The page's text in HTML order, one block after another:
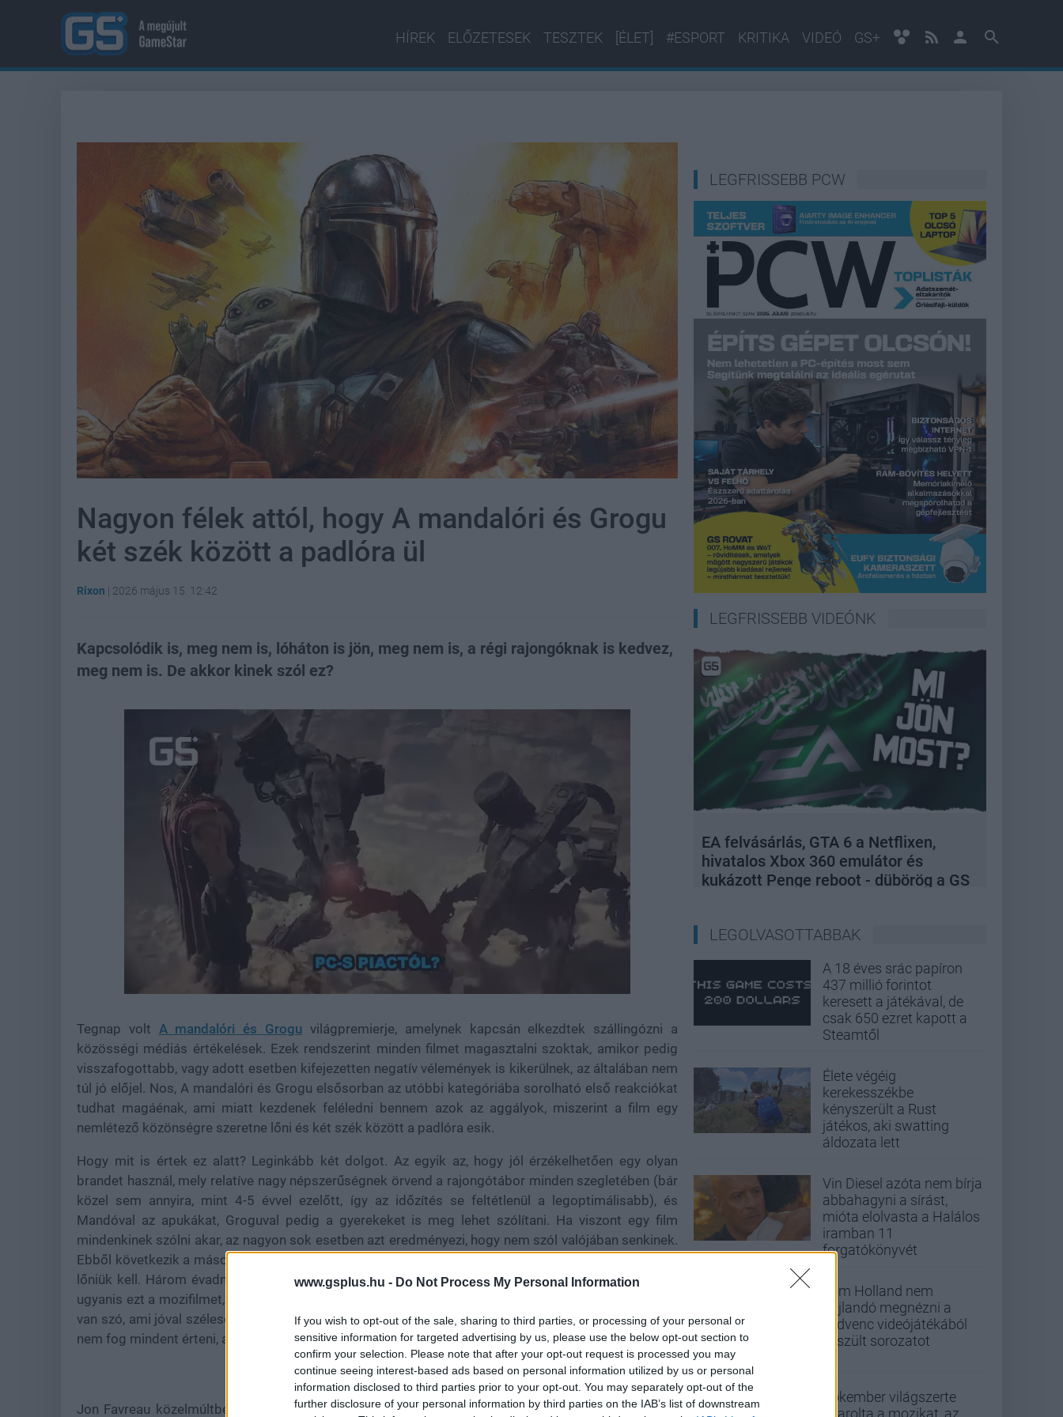
www.gsplus.hu - Do Not Process My Personal Information
If you wish to opt-out of the sale, sharing to third parties, or processing of your personal or
sensitive information for targeted advertising by us, please use the below opt-out section to
confirm your selection. Please note that after your opt-out request is processed you may
continue seeing interest-based ads based on personal information utilized by us or personal
information disclosed to third parties prior to your opt-out. You may separately opt-out of the
further disclosure of your personal information by third parties on the IAB’s list of downstream
HÍREK ELŐZETESEK TESZTEK [ÉLET] #ESPORT KRITIKA VIDEÓ GS+
Nagyon félek attól, hogy A mandalóri és Grogu
két szék között a padlóra ül
Rixon | 2026 május 15. 12:42
Kapcsolódik is, meg nem is, lóháton is jön, meg nem is, a régi rajongóknak is kedvez,
meg nem is. De akkor kinek szól ez?
37.00%
Tegnap volt A mandalóri és Grogu világpremierje, amelynek kapcsán elkezdtek szállingózni a
közösségi médiás értékelések. Ezek rendszerint minden filmet magasztalni szoktak, amikor pedig
visszafogottabb, vagy adott esetben kifejezetten negatív vélemények is kikerülnek, az általában nem
túl jó előjel. Nos, A mandalóri és Grogu elsősorban az utóbbi kategóriába sorolható első reakciókat
tudhat magáénak, ami miatt kezdenek feléledni bennem azok az aggályok, miszerint a film egy
nemlétező közönségre szeretne lőni és két szék között a padlóra esik.
Hogy mit is értek ez alatt? Leginkább két dolgot. Az egyik az, hogy jól érzékelhetően egy olyan
brandet használ, mely relatíve nagy népszerűségnek örvend a rajongótábor minden szegletében (bár
közel sem annyira, mint 4-5 évvel ezelőtt, így az időzítés se feltétlenül a legoptimálisabb), és
Mandóval az apukákat, Groguval pedig a gyerekeket is meg lehet szólítani. Ha viszont egy film
mindenkinek szólni akar, az nagyon sok esetben azt eredményezi, hogy nem szól valójában senkinek.
Ebből következik a második dolog, ugyanis a korosztályokon felül a különböző típusú közönségre is
lőniük kell. Három évadnyi Mando, egy évad Boba Fett és egy évad Ahsoka eseményei előzik meg
ugyanis ezt a mozifilmet, melyeknek mind hatása van az itteni eseményekre. Mivel itt egy mozifilmről
van szó, ami jóval szélesebb közönségre lő, benne van a pakliban, hogy aki a sorozatot nem látta, az
nem fog mindent érteni, aki viszont igen, annak pedig nem ad eleget.
Jon Favreau közelmúltbeli nyilatkozata is erre enged következtetni, melyben elmondta,a negyedik
LEGFRISSEBB PCW
LEGFRISSEBB VIDEÓNK
EA felvásárlás, GTA 6 a Netflixen,
hivatalos Xbox 360 emulátor és
kukázott Penge reboot - dübörög a GS
LEGOLVASOTTABBAK
A 18 éves srác papíron
437 millió forintot
keresett a játékával, de
csak 650 ezret kapott a
Steamtől
Élete végéig
kerekesszékbe
kényszerült a Rust
játékos, aki swatting
áldozata lett
Vin Diesel azóta nem bírja
abbahagyni a sírást,
mióta elolvasta a Halálos
iramban 11
forgatókönyvét
Tom Holland nem
hajlandó megnézni a
kedvenc videójátékából
készült sorozatot
Pókember világszerte
letarolta a mozikat, az